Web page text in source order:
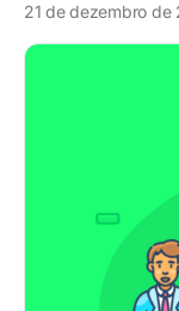
21 de dezembro de